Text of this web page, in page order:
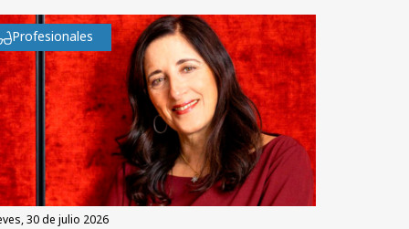
Profesionales
30 de julio 2026